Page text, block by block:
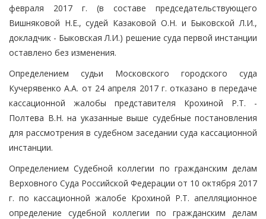
февраля 2017 г. (в составе председательствующего
Вишняковой Н.Е., судей Казаковой О.Н. и Быковской Л.И.,
докладчик - Быковская Л.И.) решение суда первой инстанции
оставлено без изменения.
Определением судьи Московского городского суда
Кучерявенко А.А. от 24 апреля 2017 г. отказано в передаче
кассационной жалобы представителя Крохиной Р.Т. -
Полтева В.Н. на указанные выше судебные постановления
для рассмотрения в судебном заседании суда кассационной
инстанции.
Определением Судебной коллегии по гражданским делам
Верховного Суда Российской Федерации от 10 октября 2017
г. по кассационной жалобе Крохиной Р.Т. апелляционное
определение судебной коллегии по гражданским делам